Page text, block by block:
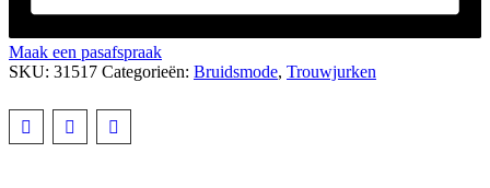
Maak een pasafspraak
SKU: 31517 Categorieën: Bruidsmode, Trouwjurken